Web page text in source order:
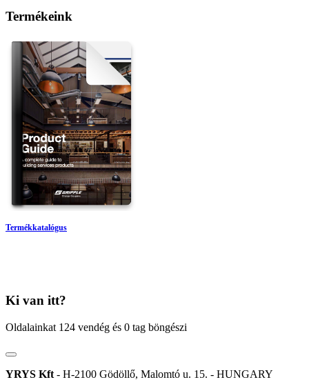
Termékeink
Termékkatalógus
Ki van itt?
Oldalainkat 124 vendég és 0 tag böngészi
YRYS Kft - H-2100 Gödöllő, Malomtó u. 15. - HUNGARY